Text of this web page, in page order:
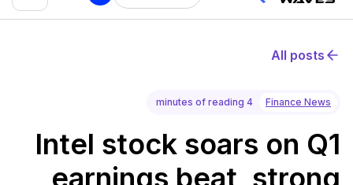
All posts
Finance News
4 minutes of reading
Intel stock soars on Q1
earnings beat, strong